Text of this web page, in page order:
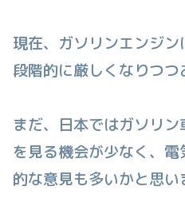
現在、ガソリンエンジ
段階的に厳しくなりつつ
まだ、日本ではガソリ
を見る機会が少なく、
的な意見も多いかと思い